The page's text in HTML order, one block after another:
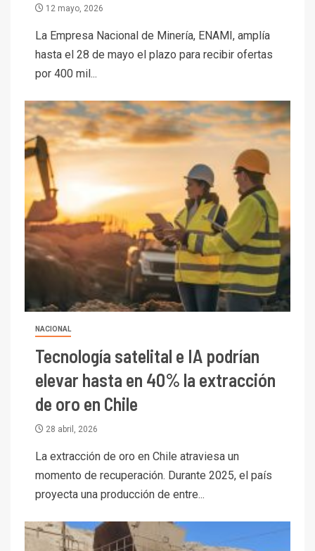
12 mayo, 2026
La Empresa Nacional de Minería, ENAMI, amplía
hasta el 28 de mayo el plazo para recibir ofertas
por 400 mil...
NACIONAL
Tecnología satelital e IA podrían
elevar hasta en 40% la extracción
de oro en Chile
28 abril, 2026
La extracción de oro en Chile atraviesa un
momento de recuperación. Durante 2025, el país
proyecta una producción de entre...